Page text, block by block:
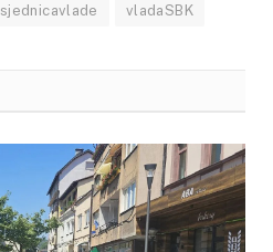
sjednicavlade vladaSBK